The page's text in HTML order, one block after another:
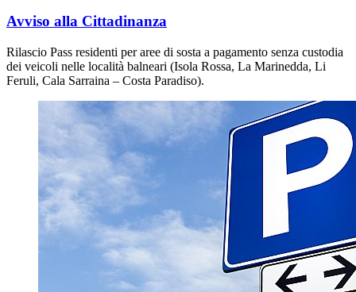
Avviso alla Cittadinanza
Rilascio Pass residenti per aree di sosta a pagamento senza custodia
dei veicoli nelle località balneari (Isola Rossa, La Marinedda, Li
Feruli, Cala Sarraina – Costa Paradiso).